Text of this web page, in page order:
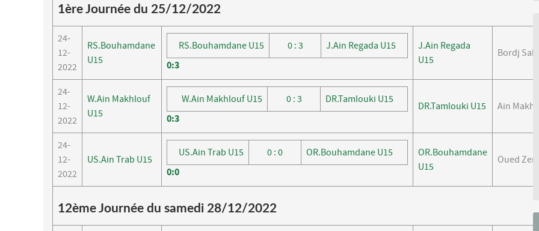
1ère Journée du 25/12/2022
24-
12-
2022
RS.Bouhamdane
U15
RS.Bouhamdane U15 0 : 3
J.Ain Regada U15
0:3
J.Ain Regada
U15
Bordj
24-
12-
2022
W.Ain Makhlouf
U15
W.Ain Makhlouf U15 0 : 3
DR.Tamlouki U15
0:3
DR.Tamlouki U15 Ain
24-
12-
2022
US.Ain Trab U15
US.Ain Trab U15 0 : 0
OR.Bouhamdane U15
0:0
OR.Bouhamdane
U15
Oued
12ème Journée du samedi 28/12/2022